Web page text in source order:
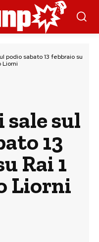
podio sabato 13 febbraio su
Liorni
sale sul
13
Rai 1
Liorni